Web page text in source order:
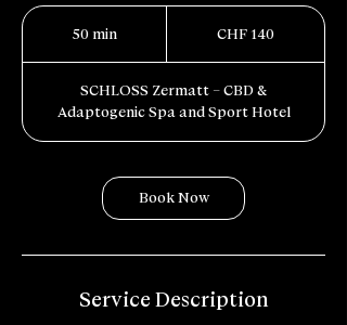
50 min
i
n
CHF 140
SCHLOSS Zermatt – CBD &
Adaptogenic Spa and Sport Hotel
Book Now
Service Description